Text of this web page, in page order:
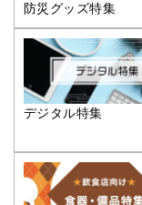
防災グッズ特集
デジタル特集